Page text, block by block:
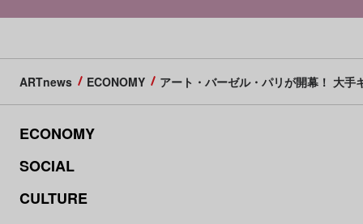
ARTnews ECONOMY アート・バーゼル・パリが開幕！ 大
ECONOMY
SOCIAL
CULTURE